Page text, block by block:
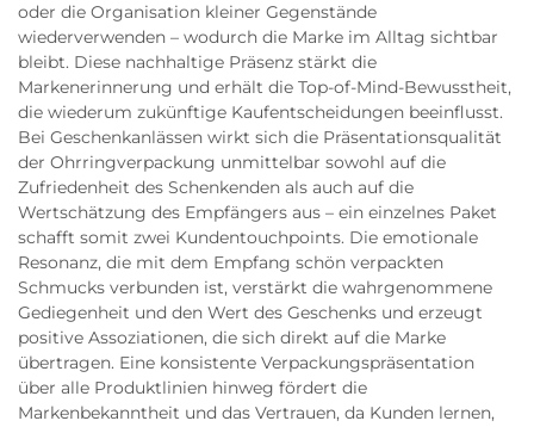
oder die Organisation kleiner Gegenstände
wiederverwenden – wodurch die Marke im Alltag sichtbar
bleibt. Diese nachhaltige Präsenz stärkt die
Markenerinnerung und erhält die Top-of-Mind-Bewusstheit,
die wiederum zukünftige Kaufentscheidungen beeinflusst.
Bei Geschenkanlässen wirkt sich die Präsentationsqualität
der Ohrringverpackung unmittelbar sowohl auf die
Zufriedenheit des Schenkenden als auch auf die
Wertschätzung des Empfängers aus – ein einzelnes Paket
schafft somit zwei Kundentouchpoints. Die emotionale
Resonanz, die mit dem Empfang schön verpackten
Schmucks verbunden ist, verstärkt die wahrgenommene
Gediegenheit und den Wert des Geschenks und erzeugt
positive Assoziationen, die sich direkt auf die Marke
übertragen. Eine konsistente Verpackungspräsentation
über alle Produktlinien hinweg fördert die
Markenbekanntheit und das Vertrauen, da Kunden lernen,